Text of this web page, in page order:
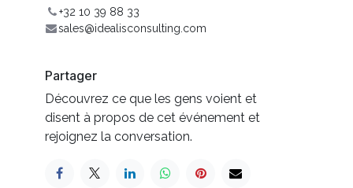
+32 10 39 88 33
sales@idealisconsulting.com
Partager
Découvrez ce que les gens voient et
disent à propos de cet événement et
rejoignez la conversation.